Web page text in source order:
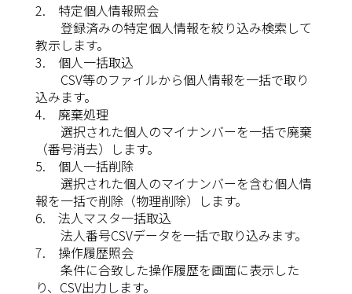
2. 特定個人情報照会
登録済みの特定個人情報を絞り込み検索して
教示します。
3. 個人一括取込
CSV等のファイルから個人情報を一括で取り
込みます。
4. 廃棄処理
選択された個人のマイナンバーを一括で廃棄
（番号消去）します。
5. 個人一括削除
選択された個人のマイナンバーを含む個人情
報を一括で削除（物理削除）します。
6. 法人マスタ一括取込
法人番号CSVデータを一括で取り込みます。
7. 操作履歴照会
条件に合致した操作履歴を画面に表示した
り、CSV出力します。